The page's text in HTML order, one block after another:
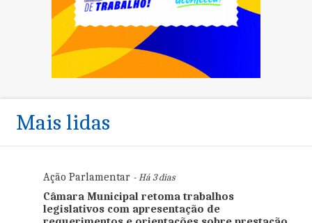
Mais lidas
Ação Parlamentar - Há 3 dias
Câmara Municipal retoma trabalhos
legislativos com apresentação de